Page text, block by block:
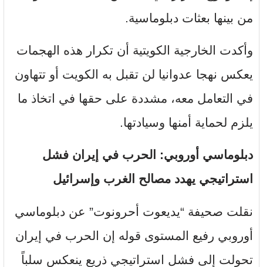
من بينها بعثات دبلوماسية.
وأكدت الخارجية الكويتية أن تكرار هذه الهجمات
يعكس نهجا عدوانيا لن تقبل به الكويت أو تتهاون
في التعامل معه، مشددة على حقها في اتخاذ ما
يلزم لحماية أمنها وسيادتها.
دبلوماسي أوروبي: الحرب في إيران فشل
استراتيجي يهدد مصالح الغرب وإسرائيل
نقلت صحيفة “يديعوت أحرونوت” عن دبلوماسي
أوروبي رفيع المستوى قوله إن الحرب في إيران
تحولت إلى فشل استراتيجي ذريع ينعكس سلباً